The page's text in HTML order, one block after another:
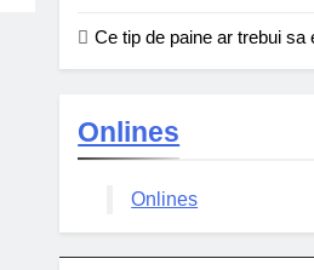
Ce tip de paine ar trebui sa
Onlines
Onlines